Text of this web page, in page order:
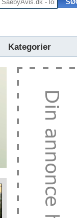
Kategorier